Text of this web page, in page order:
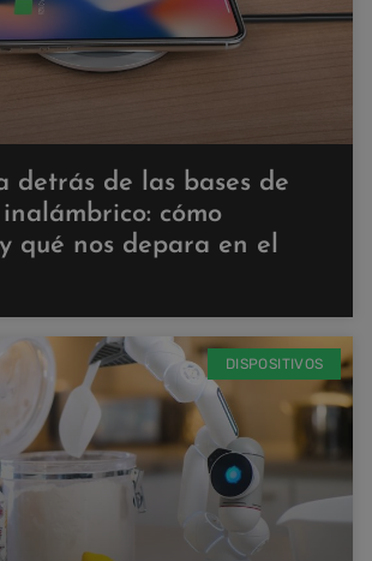
detrás de las bases de
cómo
qué nos depara en el
DISPOSITIVOS